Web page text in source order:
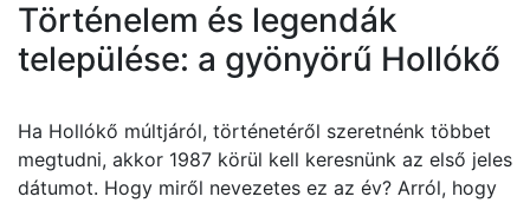
Történelem és legendák
települése: a gyönyörű Hollókő
Ha Hollókő múltjáról, történetéről szeretnénk többet
megtudni, akkor 1987 körül kell keresnünk az első jeles
dátumot. Hogy miről nevezetes ez az év? Arról, hogy